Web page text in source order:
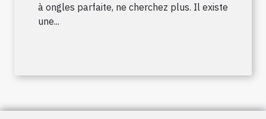
à ongles parfaite, ne cherchez plus. Il existe
une...